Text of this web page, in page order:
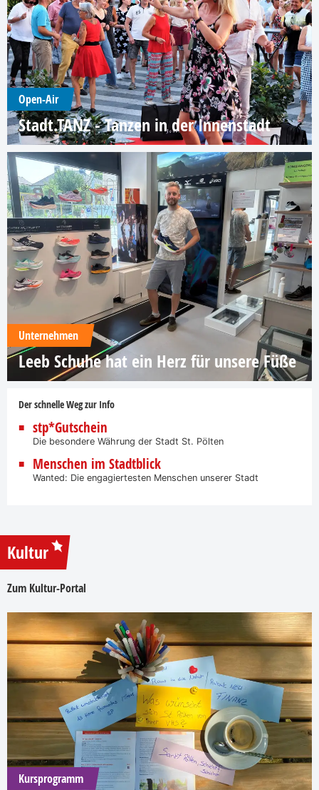
Open-Air
Stadt.TANZ - Tanzen in der Innenstadt
Unternehmen
Leeb Schuhe hat ein Herz für unsere Füße
Der schnelle Weg zur Info
stp*Gutschein
Die besondere Währung der Stadt St. Pölten
Menschen im Stadtblick
Wanted: Die engagiertesten Menschen unserer Stadt
Kultur
Zum Kultur-Portal
Kursprogramm